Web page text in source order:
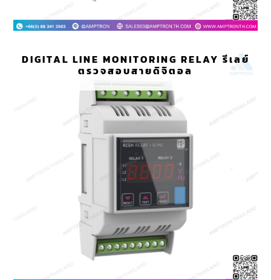
DIGITAL LINE MONITORING RELAY รีเลย์
ตรวจสอบสายดิจิตอล